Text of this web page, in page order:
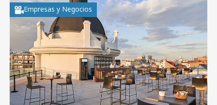
Empresas y Negocios